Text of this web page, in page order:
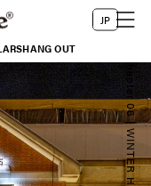
言
JP
HANG OUT